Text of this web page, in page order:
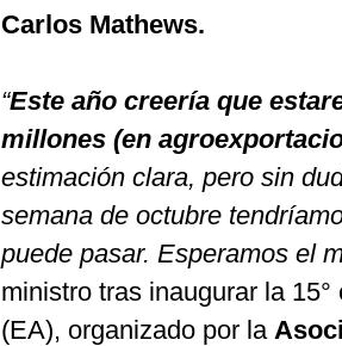
Carlos Mathews.
“Este año creería que
millones (en
estimación clara, pero sin
semana de octubre
puede pasar. Esperamos el
ministro tras inaugurar la
(EA), organizado por la